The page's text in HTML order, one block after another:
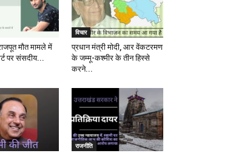
मौत मामले में
पर संसदीय...
विचार
प्रधान मंत्री मोदी, आर वेंकटरमण
के जम्मू-कश्मीर के तीन हिस्से
करने...
राजनीति